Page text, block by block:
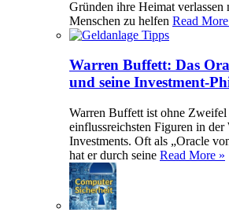
Gründen ihre Heimat verlassen
Menschen zu helfen Read
Warren Buffett: Das
und seine Investment-
Warren Buffett ist ohne Zweifel
einflussreichsten Figuren in der
Investments. Oft als „Oracle
hat er durch seine Read More »